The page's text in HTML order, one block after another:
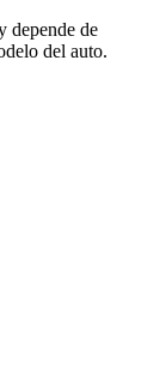
depende de
del auto.